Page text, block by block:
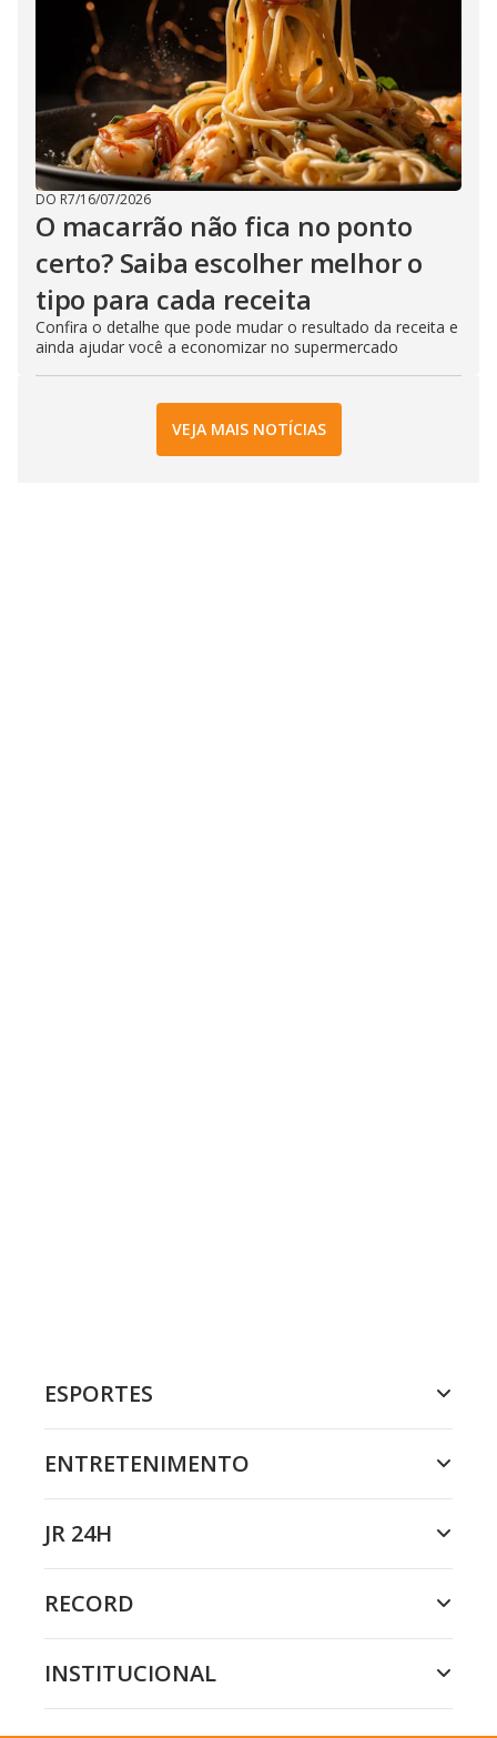
DO R7/16/07/2026
O macarrão não fica no ponto
certo? Saiba escolher melhor o
tipo para cada receita
Confira o detalhe que pode mudar o resultado da receita e
ainda ajudar você a economizar no supermercado
VEJA MAIS NOTÍCIAS
ESPORTES
ENTRETENIMENTO
JR 24H
RECORD
INSTITUCIONAL